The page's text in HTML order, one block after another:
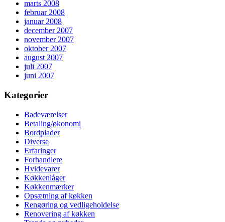
marts 2008
februar 2008
januar 2008
december 2007
november 2007
oktober 2007
august 2007
juli 2007
juni 2007
Kategorier
Badeværelser
Betaling/økonomi
Bordplader
Diverse
Erfaringer
Forhandlere
Hvidevarer
Køkkenlåger
Køkkenmærker
Opsætning af køkken
Rengøring og vedligeholdelse
Renovering af køkken